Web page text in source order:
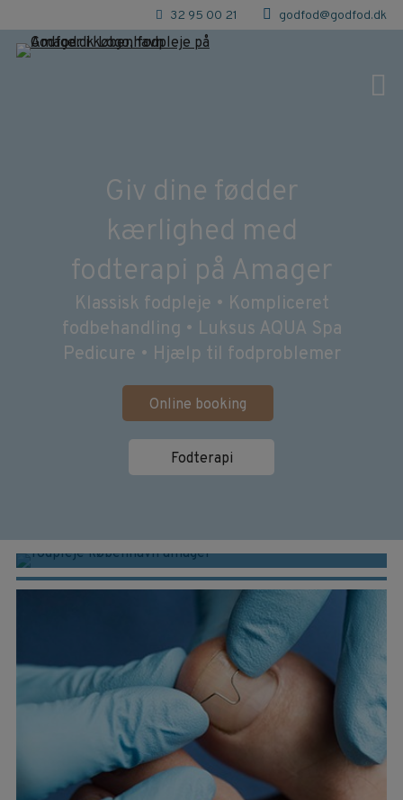
til
indholdet
godfod@godfod.dk
32 95 00 21
Giv dine fødder
kærlighed med
fodterapi på Amager
Klassisk fodpleje • Kompliceret
fodbehandling • Luksus AQUA Spa
Pedicure • Hjælp til fodproblemer
Online booking
Fodterapi
FODTERAPI
PRODUKTER & INDLÆG